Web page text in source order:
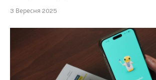
3 Вересня 2025